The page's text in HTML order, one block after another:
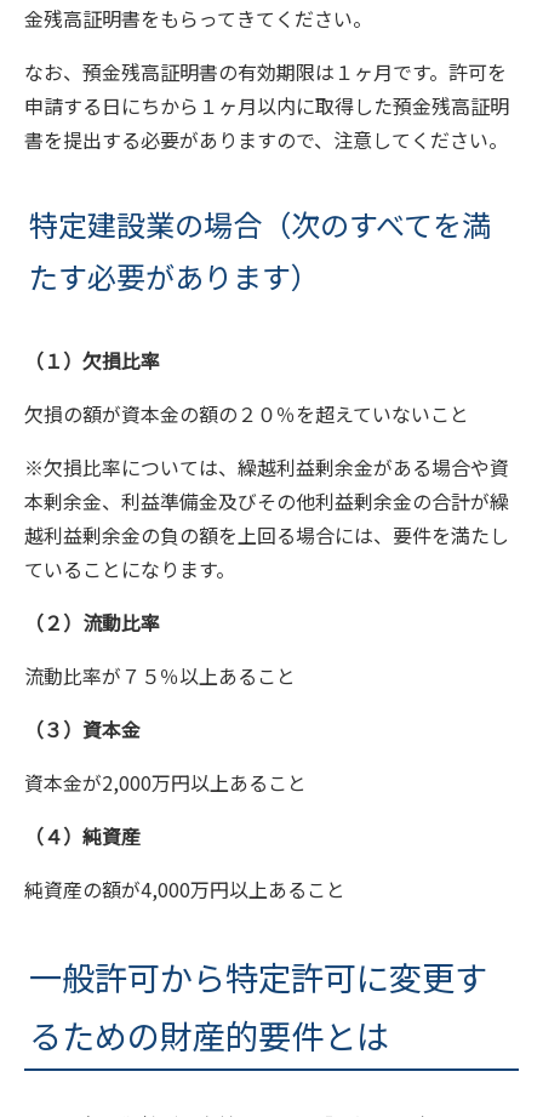
金残高証明書をもらってきてください。
なお、預金残高証明書の有効期限は１ヶ月です。許可を
申請する日にちから１ヶ月以内に取得した預金残高証明
書を提出する必要がありますので、注意してください。
特定建設業の場合（次のすべてを満
たす必要があります）
（１）欠損比率
欠損の額が資本金の額の２０％を超えていないこと
※欠損比率については、繰越利益剰余金がある場合や資
本剰余金、利益準備金及びその他利益剰余金の合計が繰
越利益剰余金の負の額を上回る場合には、要件を満たし
ていることになります。
（２）流動比率
流動比率が７５％以上あること
（３）資本金
資本金が2,000万円以上あること
（４）純資産
純資産の額が4,000万円以上あること
一般許可から特定許可に変更す
るための財産的要件とは